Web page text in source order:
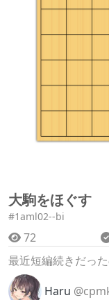
大駒をほぐす
#1aml02--bi
72
最近短編続きだっ
Haru